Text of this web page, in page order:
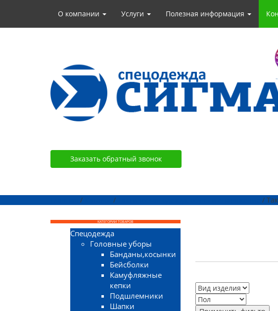
О компании Услуги Полезная информация
Заказать обратный звонок
/ / /
КАТЕГОРИИ ТОВАРОВ
Спецодежда
Головные уборы
Банданы,косынки
Бейсболки
Камуфляжные
кепки
Подшлемники
Шапки